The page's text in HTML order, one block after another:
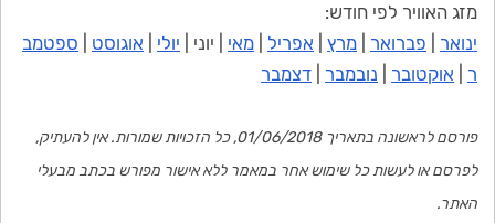
מזג האוויר לפי חודש:
ינואר
פברואר מרץ אפריל מאי | יוני | יולי אוגוסט
ספטמב
ר
אוקטובר נובמבר דצמבר
פורסם לראשונה בתאריך 01/06/2018, כל הזכויות שמורות. אין להעתיק,
לפרסם או לעשות כל שימוש אחר במאמר ללא אישור מפורש בכתב מבעלי
האתר.